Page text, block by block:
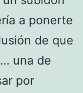
a ponerte
de que
una de
por